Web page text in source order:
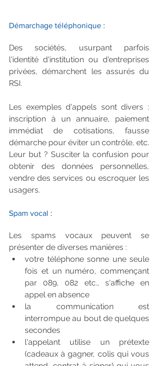
Démarchage téléphonique :
Des sociétés, usurpant parfois
l'identité d'institution ou d'entreprises
privées, démarchent les assurés du
RSI.
Les exemples d'appels sont divers :
inscription à un annuaire, paiement
immédiat de cotisations, fausse
démarche pour éviter un contrôle, etc.
Leur but ? Susciter la confusion pour
obtenir des données personnelles,
vendre des services ou escroquer les
usagers.
Spam vocal :
Les spams vocaux peuvent se
présenter de diverses manières :
votre téléphone sonne une seule
fois et un numéro, commençant
par 089, 082 etc., s'affiche en
appel en absence
la communication est
interrompue au bout de quelques
secondes
l'appelant utilise un prétexte
(cadeaux à gagner, colis qui vous